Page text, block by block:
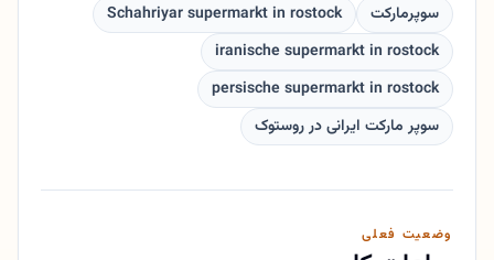
سوپرمارکت
Schahriyar supermarkt in rostock
iranische supermarkt in rostock
persische supermarkt in rostock
سوپر مارکت ایرانی در روستوک
وضعیت فعلی